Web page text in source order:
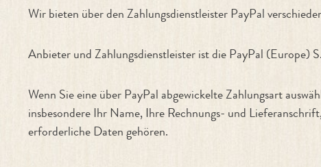
Wir bieten über den Zahlungsdienstleister PayPal
Anbieter und Zahlungsdienstleister ist die PayPal (Europe)
Wenn Sie eine über PayPal abgewickelte Zahlungsart
insbesondere Ihr Name, Ihre Rechnungs- und
erforderliche Daten gehören.